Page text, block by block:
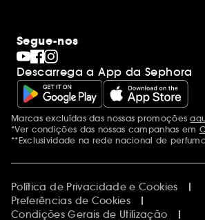
Segue-nos
Descarrega a App da Sephora
Menções adicionais
Marcas excluídas das nossas promoções
*Ver condições das nossas campanhas em
**Exclusividade na rede nacional de
Política de Privacidade e Cookies
Preferências de Cookies
Condições Gerais de Utilização